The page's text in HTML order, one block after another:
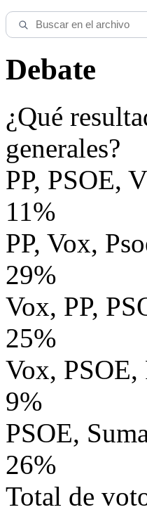
Debate
¿Qué
generales?
PP, PSOE,
11%
PP, Vox,
29%
Vox, PP,
25%
Vox, PSOE,
9%
PSOE,
26%
Total de